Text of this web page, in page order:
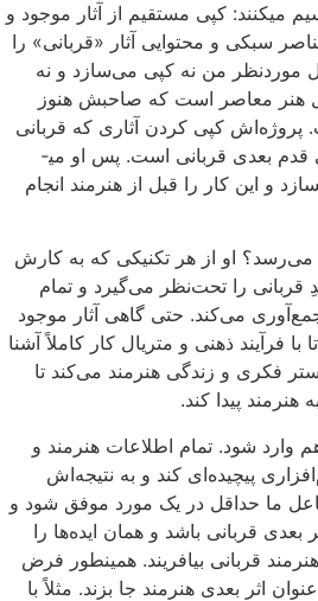
می­کنند: کپی مستقیم از آثار موجود و
سبکی و محتوایی آثار «قربانی» را
موردنظر من نه کپی می­‌سازد و نه
هنر معاصر است که صاحبش هنوز
کپی کردن آثاری که قربانی
آفریده نیست، بلکه پیش­بینی قدم بعدی قربانی است. پس او می­
و این کار را قبل از هنرمند انجام
او از هر تکنیکی که به کارش
قربانی را تحت­‌نظر می‌گیرد و تمام
می‌کند. حتی گاهی آثار موجود
فرآیند ذهنی و متریال کار کاملاً آشنا
فکری و زندگی هنرمند می­‌کند تا
هنرمند پیدا کند.
وارد شود. تمام اطلاعات هنرمند و
پیچیده‌­ای کند و به نتیجه­‌اش
ما حداقل در یک مورد موفق شود و
قربانی باشد و همان ایده­‌ها را
قربانی بیافریند. همین­طور فرض
اثر بعدی هنرمند جا بزند. مثلاً با